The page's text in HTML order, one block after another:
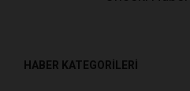
HABER KATEGORİLERİ